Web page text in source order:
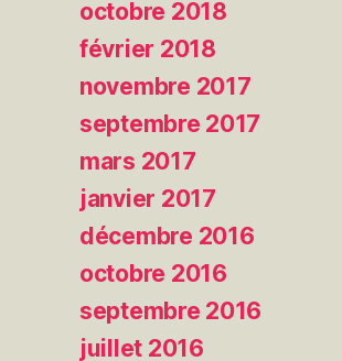
octobre 2018
février 2018
novembre 2017
septembre 2017
mars 2017
janvier 2017
décembre 2016
octobre 2016
septembre 2016
juillet 2016